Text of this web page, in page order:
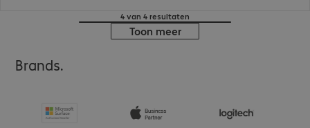
4 van 4 resultaten
Toon meer
Brands.